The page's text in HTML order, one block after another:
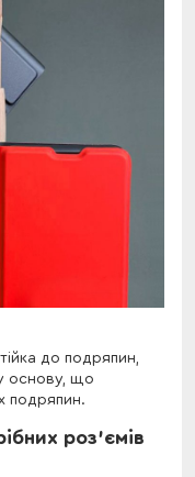
до подряпин,
основу, що
подряпин.
роз'ємів